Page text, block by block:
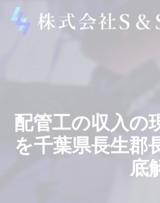
配管工の収入の
を千葉県長生郡
底